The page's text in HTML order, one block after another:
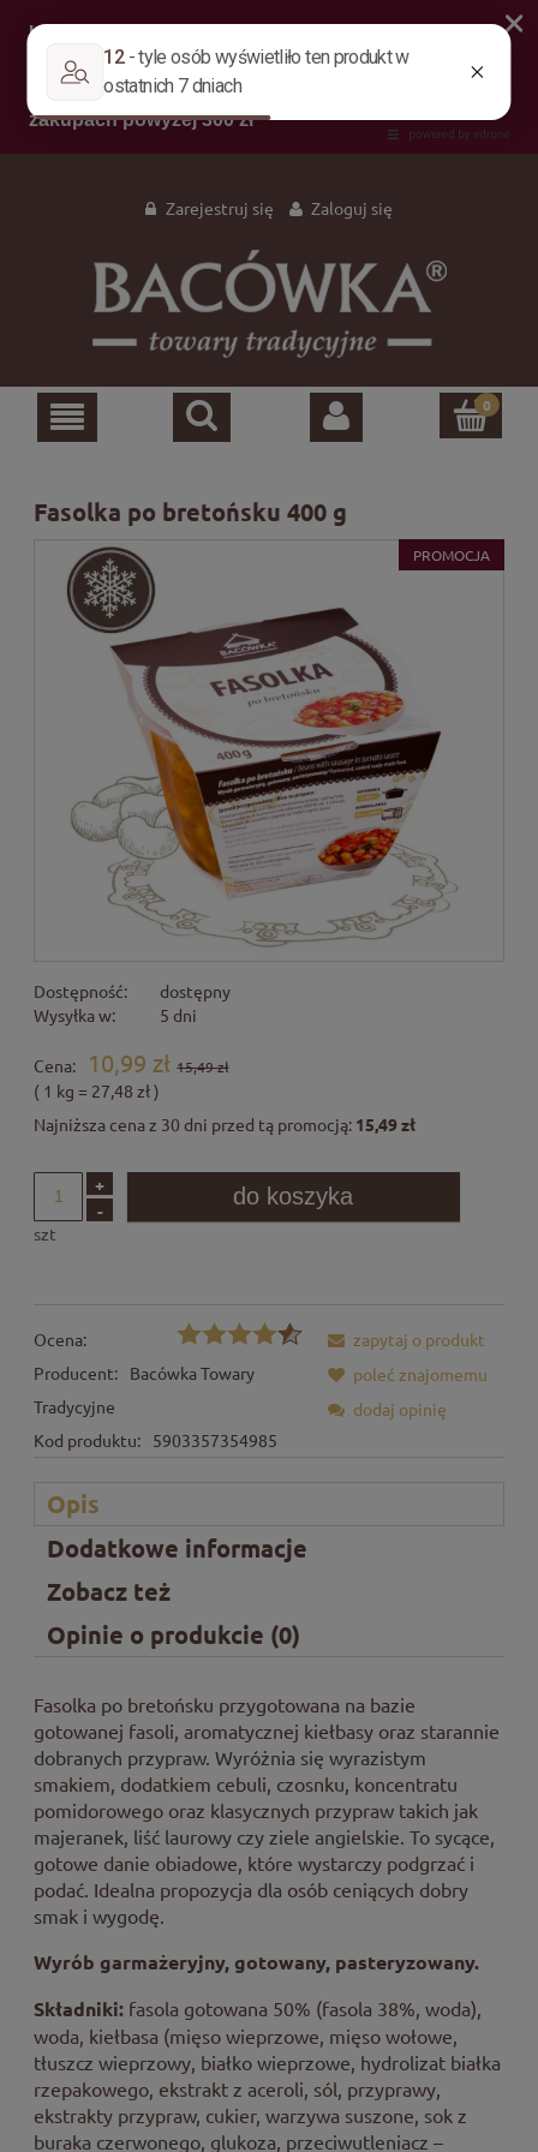
Zarejestruj się Zaloguj się
Fasolka po bretońsku 400 g
PROMOCJA
Dostępność:
dostępny
Wysyłka w:
5 dni
Cena: 10,99 zł 15,49 zł
( 1 kg = 27,48 zł)
Najniższa cena z 30 dni przed tą promocją: 15,49 zł
+
-
szt
do koszyka
Ocena:
Producent:
Bacówka Towary
Tradycyjne
Kod produktu:
5903357354985
zapytaj o produkt
poleć znajomemu
dodaj opinię
Opis
Dodatkowe informacje
Zobacz też
Opinie o produkcie (0)
Fasolka po bretońsku przygotowana na bazie
gotowanej fasoli, aromatycznej kiełbasy oraz starannie
dobranych przypraw. Wyróżnia się wyrazistym
smakiem, dodatkiem cebuli, czosnku, koncentratu
pomidorowego oraz klasycznych przypraw takich jak
majeranek, liść laurowy czy ziele angielskie. To sycące,
gotowe danie obiadowe, które wystarczy podgrzać i
podać. Idealna propozycja dla osób ceniących dobry
smak i wygodę.
Wyrób garmażeryjny, gotowany, pasteryzowany.
Składniki: fasola gotowana 50% (fasola 38%, woda),
woda, kiełbasa (mięso wieprzowe, mięso wołowe,
tłuszcz wieprzowy, białko wieprzowe, hydrolizat białka
rzepakowego, ekstrakt z aceroli, sól, przyprawy,
ekstrakty przypraw, cukier, warzywa suszone, sok z
buraka czerwonego, glukoza, przeciwutleniacz –